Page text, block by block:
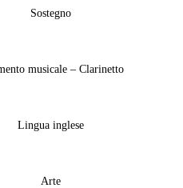
Sostegno
musicale – Clarinetto
Lingua inglese
Arte